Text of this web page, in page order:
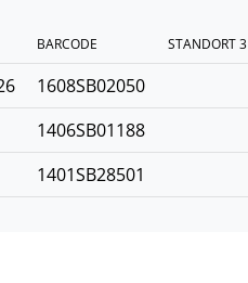
BARCODE STANDORT 3
1608SB02050
1406SB01188
1401SB28501